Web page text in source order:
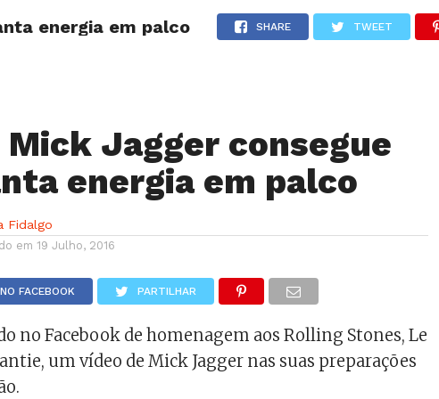
NOTÍCIAS GOSSIP FUTEBOL AGENDA
energia em palco SHARE TWEET
Mick Jagger consegue
energia em palco
Fidalgo
em 19 Julho, 2016
FACEBOOK PARTILHAR
no Facebook de homenagem aos Rolling Stones, Le
um vídeo de Mick Jagger nas suas preparações